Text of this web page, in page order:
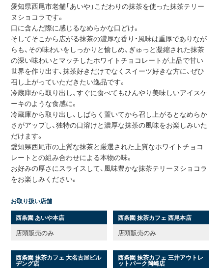
愛知県西尾市老舗「あいや」こだわりの抹茶を使った抹茶テリー
ヌショコラです。
口に含んだ際に感じるなめらかな口どけ。
そしてそこから広がる抹茶の濃厚な香り・風味は重厚でありなが
らも、その味わいをしっかりと愉しめ、ぎゅっと凝縮された抹茶
の深い味わいとマッチしたホワイトチョコレートが上品で甘い
世界を作り出す、抹茶好きだけでなくスイーツ好きな方に、ぜひ
召し上がっていただきたい逸品です。
冷蔵庫から取り出し、すぐに食べてもひんやり美味しいアイスケ
ーキのような食感に。
冷蔵庫から取り出し、しばらく置いてから召し上がるとなめらか
さがアップし、独特の口溶けと濃厚な抹茶の風味をお楽しみいた
だけます。
愛知県西尾市の上質な抹茶と厳選された上質なホワイトチョコ
レートとの組み合わせによる本物の味。
お好みの厚さにスライスして、風味豊かな抹茶テリーヌショコラ
をお楽しみください。
お取り扱い店舗
西条園 あいや本店
店頭販売のみ
西条園 抹茶カフェ 西尾本店
店頭販売のみ
西条園 抹茶カフェ 大名古屋ビル
ヂング店
西条園 抹茶カフェ 三井アウトレ
ットパーク岡崎店